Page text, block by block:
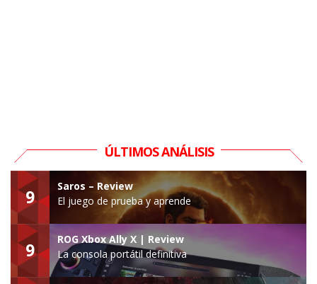
ÚLTIMOS ANÁLISIS
9
Saros – Review
El juego de prueba y aprende
9
ROG Xbox Ally X | Review
La consola portátil definitiva